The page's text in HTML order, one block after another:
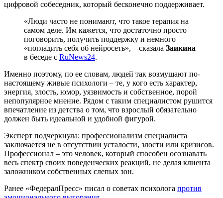
цифровой собеседник, который бесконечно поддерживает.
«Люди часто не понимают, что такое терапия на
самом деле. Им кажется, что достаточно просто
поговорить, получить поддержку и немного
«погладить себя об нейросеть», – сказала Заикина
в беседе с RuNews24.
Именно поэтому, по ее словам, людей так возмущают по-
настоящему живые психологи – те, у кого есть характер,
энергия, злость, юмор, уязвимость и собственное, порой
непопулярное мнение. Рядом с таким специалистом рушится
впечатление из детства о том, что взрослый обязательно
должен быть идеальной и удобной фигурой.
Эксперт подчеркнула: профессионализм специалиста
заключается не в отсутствии усталости, злости или кризисов.
Профессионал – это человек, который способен осознавать
весь спектр своих поведенческих реакций, не делая клиента
заложником собственных слепых зон.
Ранее «ФедералПресс» писал о советах психолога против